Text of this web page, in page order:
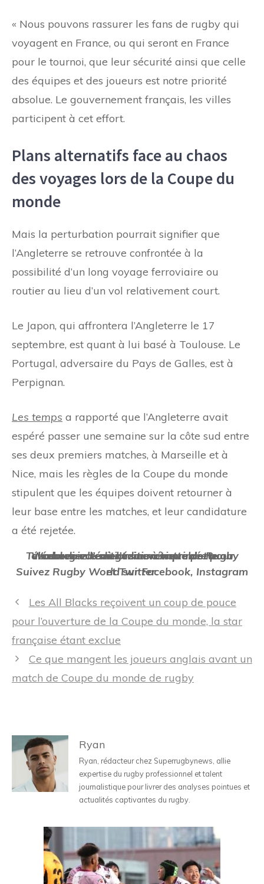
« Nous pouvons rassurer les fans de rugby qui
voyagent en France, ou qui seront en France
pour le tournoi, que leur sécurité ainsi que celle
des équipes et des joueurs est notre priorité
absolue. Le gouvernement français, les villes
participent à cet effort.
Plans alternatifs face au chaos
des voyages lors de la Coupe du
monde
Mais la perturbation pourrait signifier que
l’Angleterre se retrouve confrontée à la
possibilité d’un long voyage ferroviaire ou
routier au lieu d’un vol relativement court.
Le Japon, qui affrontera l’Angleterre le 17
septembre, est quant à lui basé à Toulouse. Le
Portugal, adversaire du Pays de Galles, est à
Perpignan.
Les temps a rapporté que l’Angleterre avait
espéré passer une semaine sur la côte sud entre
ses deux premiers matches, à Marseille et à
Nice, mais les règles de la Coupe du monde
stipulent que les équipes doivent retourner à
leur base entre les matches, et leur candidature
a été rejetée.
Téléchargez l’édition numérique de Rugby World directement sur votre tablette ou abonnez-vous à l’édition imprimée pour recevoir le magazine à votre porte.
Suivez Rugby World sur Facebook, Instagram et Twitter.
Navigation
Les All Blacks reçoivent un coup de pouce
pour l’ouverture de la Coupe du monde, la star
française étant exclue
Ce que mangent les joueurs anglais avant un
match de Coupe du monde de rugby
Ryan
Ryan, rédacteur chez Superrugbynews, allie
expertise du rugby professionnel et talent
journalistique pour livrer des analyses pointues et
actualités captivantes du rugby.